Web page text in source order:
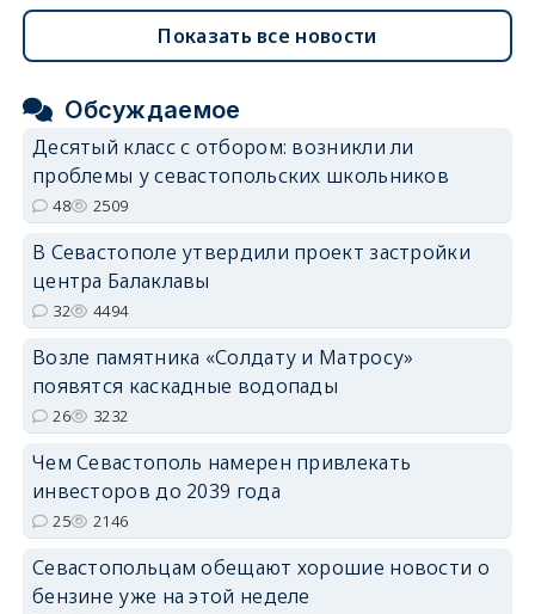
Показать все новости
Обсуждаемое
Десятый класс с отбором: возникли ли
проблемы у севастопольских школьников
48 2509
В Севастополе утвердили проект застройки
центра Балаклавы
32 4494
Возле памятника «Солдату и Матросу»
появятся каскадные водопады
26 3232
Чем Севастополь намерен привлекать
инвесторов до 2039 года
25 2146
Севастопольцам обещают хорошие новости о
бензине уже на этой неделе